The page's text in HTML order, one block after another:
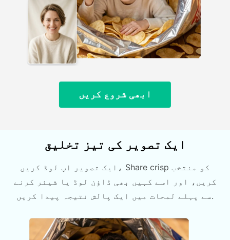
ابھی شروع کریں
ایک تصویر کی تیز تخلیق
ایک تصویر اپ لوڈ کریں، Share crisp کو منتخب
کریں، اور اسے کہیں بھی ڈاؤن لوڈ یا شیئر کرنے
سے پہلے لمحات میں ایک پالش نتیجہ پیدا کریں.